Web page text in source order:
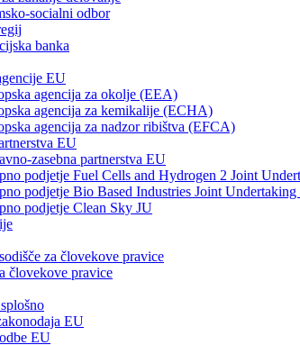
socialni odbor
banka
EU
agencija za okolje (EEA)
agencija za kemikalije (ECHA)
agencija za nadzor ribištva (EFCA)
EU
zasebna partnerstva EU
podjetje Fuel Cells and Hydrogen 2 Joint
podjetje Bio Based Industries Joint
podjetje Clean Sky JU
za človekove pravice
človekove pravice
EU
EU